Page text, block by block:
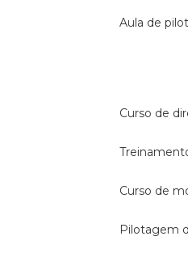
aula de
curso de
curso de
pilotagem